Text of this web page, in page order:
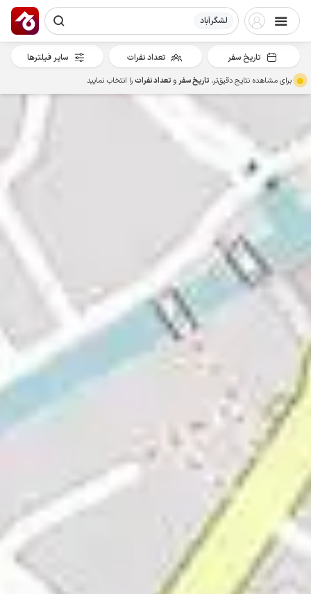
لشگرآباد
تاریخ سفر تعداد نفرات سایر فیلترها
برای مشاهده نتایج دقیق‌تر، تاریخ سفرو تعداد نفراترا انتخاب نمایید